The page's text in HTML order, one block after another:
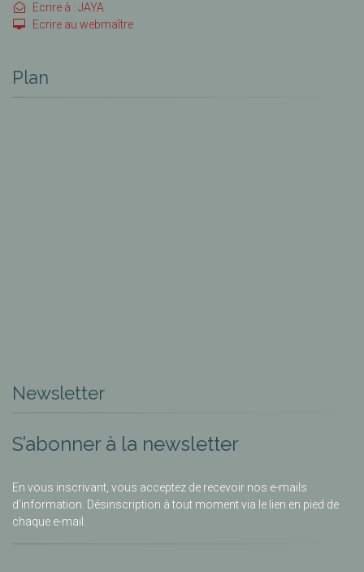
Ecrire à : JAYA
Ecrire au webmaître
Plan
Newsletter
S’abonner à la newsletter
En vous inscrivant, vous acceptez de recevoir nos e-mails
d’information. Désinscription à tout moment via le lien en pied de
chaque e-mail.